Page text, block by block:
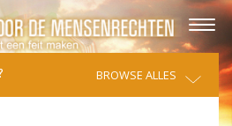
BROWSE ALLES